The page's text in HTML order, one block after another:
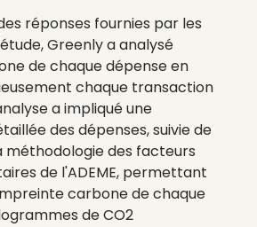
réponses fournies par les
Greenly a analysé
de chaque dépense en
chaque transaction
a impliqué une
des dépenses, suivie de
méthodologie des facteurs
de l'ADEME, permettant
carbone de chaque
de CO2